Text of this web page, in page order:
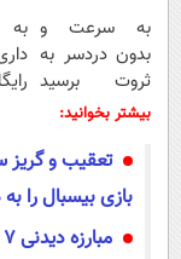
به سرعت و
بدون دردسر به
ثروت برسید
(دوره کاملا
پولسازی)
به
بیشتر بخوانید:
تعقیب و گریز
بازی بیسبال را